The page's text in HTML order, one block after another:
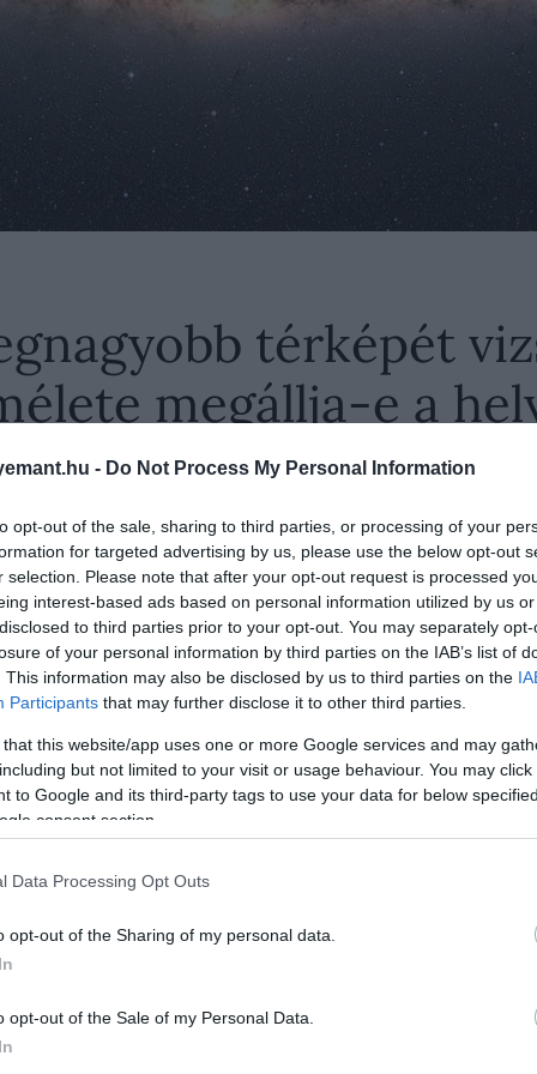
- Do Not Process My Personal Information
opt-out of the sale, sharing to third parties, or processing of your
for targeted advertising by us, please use the below opt-out
selection. Please note that after your opt-out request is processed
interest-based ads based on personal information utilized by us
to third parties prior to your opt-out. You may separately
of your personal information by third parties on the IAB’s list of
This information may also be disclosed by us to third parties on the
Participants that may further disclose it to other third parties.
that this website/app uses one or more Google services and may
but not limited to your visit or usage behaviour. You may
to Google and its third-party tags to use your data for below
consent section.
Data Processing Opt Outs
opt-out of the Sharing of my personal data.
opt-out of the Sale of my Personal Data.
térképét
megállja-e a
minél több információt megtudni az univerzum
relativitáselmélettel kapcsolatban. A
oldalunkat preferált forrásként a Google
volt legnagyobb és legátfogóbb képet alkotja a